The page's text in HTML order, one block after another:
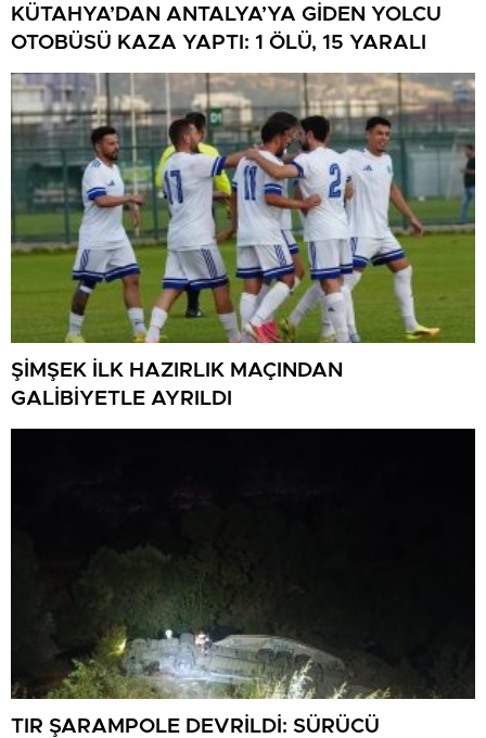
KÜTAHYA’DAN ANTALYA’YA GİDEN YOLCU
OTOBÜSÜ KAZA YAPTI: 1 ÖLÜ, 15 YARALI
ŞİMŞEK İLK HAZIRLIK MAÇINDAN
GALİBİYETLE AYRILDI
TIR ŞARAMPOLE DEVRİLDİ: SÜRÜCÜ